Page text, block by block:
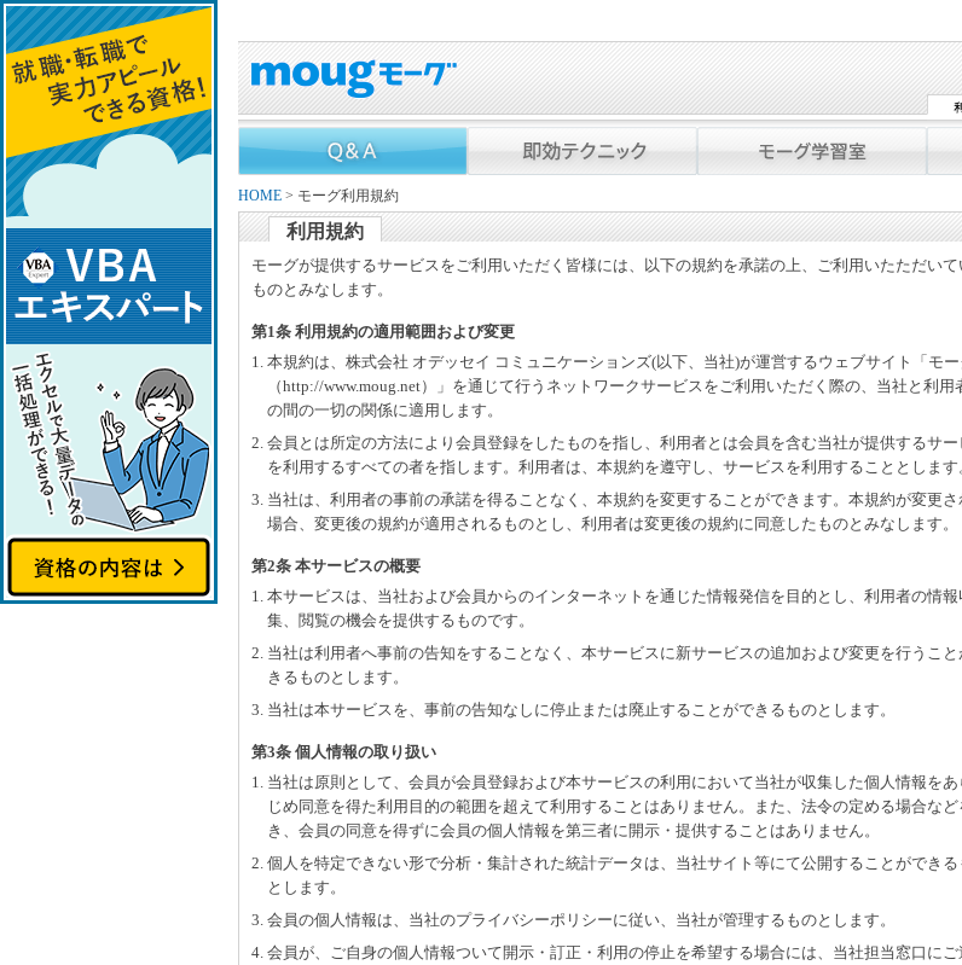
HOME > モーグ利用規約
利用規約
モーグが提供するサービスをご利用いただく皆様には、以下の規約を承諾の上、ご利用いたただいて
ものとみなします。
第1条 利用規約の適用範囲および変更
1. 本規約は、株式会社 オデッセイ コミュニケーションズ(以下、当社)が運営するウェブサイト「モ
（http://www.moug.net）」を通じて行うネットワークサービスをご利用いただく際の、当社と利用
の間の一切の関係に適用します。
2. 会員とは所定の方法により会員登録をしたものを指し、利用者とは会員を含む当社が提供するサー
を利用するすべての者を指します。利用者は、本規約を遵守し、サービスを利用することとします
3. 当社は、利用者の事前の承諾を得ることなく、本規約を変更することができます。本規約が変更さ
場合、変更後の規約が適用されるものとし、利用者は変更後の規約に同意したものとみなします。
第2条 本サービスの概要
1. 本サービスは、当社および会員からのインターネットを通じた情報発信を目的とし、利用者の情報
集、閲覧の機会を提供するものです。
2. 当社は利用者へ事前の告知をすることなく、本サービスに新サービスの追加および変更を行うこと
きるものとします。
3. 当社は本サービスを、事前の告知なしに停止または廃止することができるものとします。
第3条 個人情報の取り扱い
1. 当社は原則として、会員が会員登録および本サービスの利用において当社が収集した個人情報をあ
じめ同意を得た利用目的の範囲を超えて利用することはありません。また、法令の定める場合など
き、会員の同意を得ずに会員の個人情報を第三者に開示・提供することはありません。
2. 個人を特定できない形で分析・集計された統計データは、当社サイト等にて公開することができる
とします。
3. 会員の個人情報は、当社のプライバシーポリシーに従い、当社が管理するものとします。
4. 会員が、ご自身の個人情報ついて開示・訂正・利用の停止を希望する場合には、当社担当窓口にご